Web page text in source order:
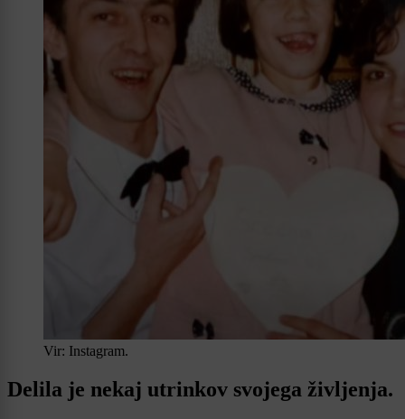
Vir: Instagram.
Delila je nekaj utrinkov svojega življenja.